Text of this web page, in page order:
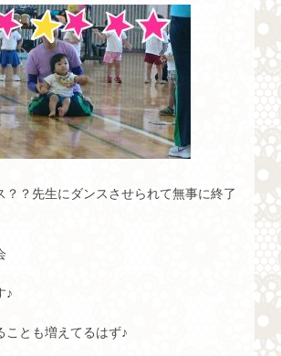
？？先生にダンスさせられて無事に終了
♪
ことも増えてるはず♪